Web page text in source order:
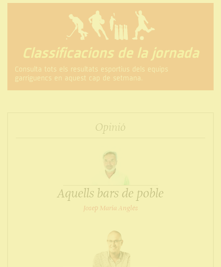
Classificacions de la jornada
Consulta tots els resultats esportius dels equips
garriguencs en aquest cap de setmana.
Opinió
Aquells bars de poble
Josep Maria Anglès